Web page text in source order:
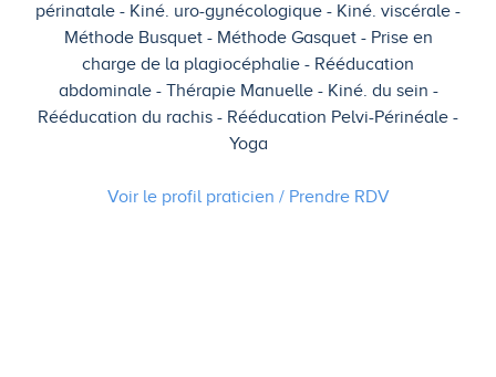
périnatale
Kiné. uro-gynécologique
Kiné. viscérale
Méthode Busquet
Méthode Gasquet
Prise en
charge de la plagiocéphalie
Rééducation
abdominale
Thérapie Manuelle
Kiné. du sein
Rééducation du rachis
Rééducation Pelvi-Périnéale
Yoga
Voir le profil praticien / Prendre RDV